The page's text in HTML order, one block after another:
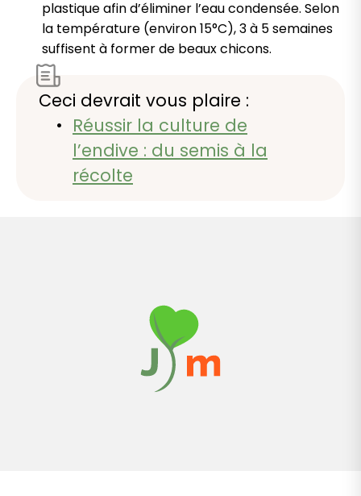
plastique afin d’éliminer l’eau condensée. Selon
la température (environ 15°C), 3 à 5 semaines
suffisent à former de beaux chicons.
Ceci devrait vous plaire :
Réussir la culture de
l’endive : du semis à la
récolte